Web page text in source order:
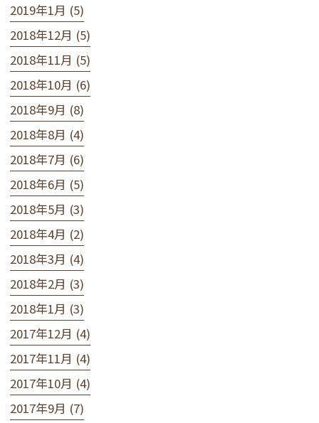
2019年1月 (5)
2018年12月 (5)
2018年11月 (5)
2018年10月 (6)
2018年9月 (8)
2018年8月 (4)
2018年7月 (6)
2018年6月 (5)
2018年5月 (3)
2018年4月 (2)
2018年3月 (4)
2018年2月 (3)
2018年1月 (3)
2017年12月 (4)
2017年11月 (4)
2017年10月 (4)
2017年9月 (7)